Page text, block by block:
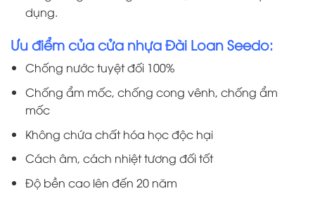
dụng.
Ưu điểm của cửa nhựa Đài Loan Seedo:
Chống nước tuyệt đối 100%
Chống ẩm mốc, chống cong vênh, chống ẩm
mốc
Không chứa chất hóa học độc hại
Cách âm, cách nhiệt tương đối tốt
Độ bền cao lên đến 20 năm